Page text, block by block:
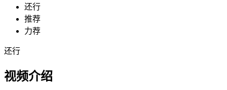
还行
推荐
力荐
还行
视频介绍